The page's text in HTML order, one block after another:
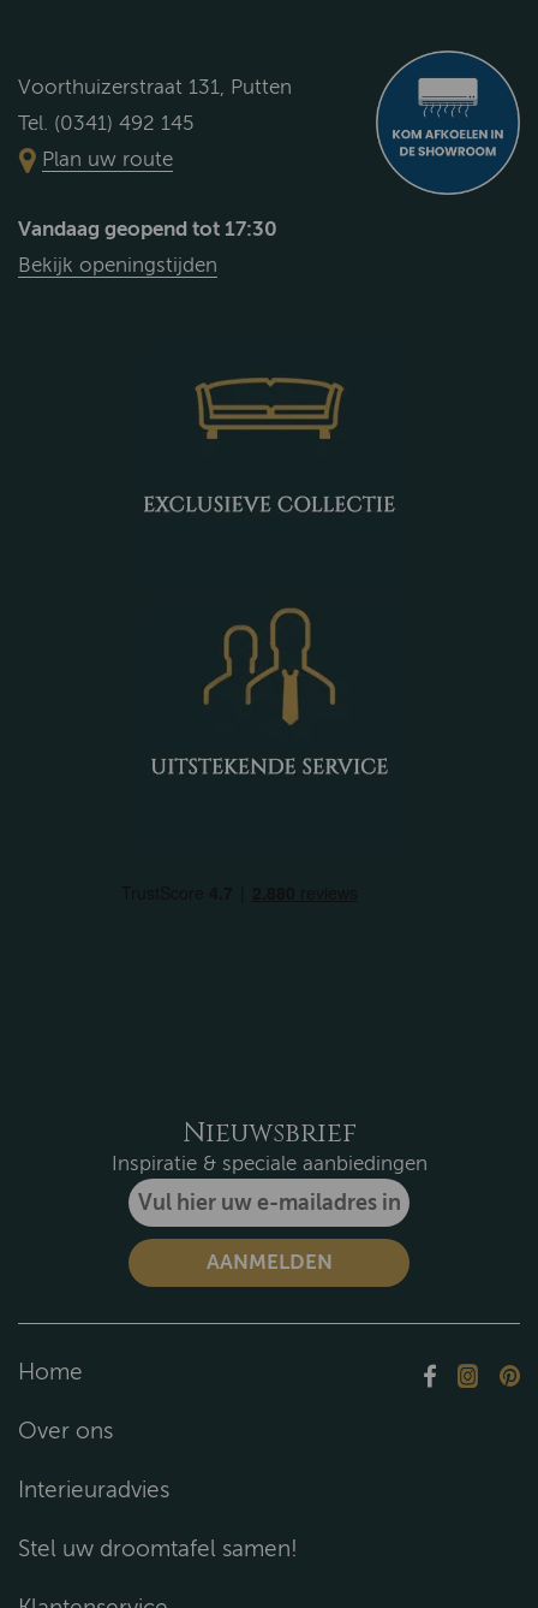
Voorthuizerstraat 131, Putten
Tel. (0341) 492 145
Plan uw route
Vandaag geopend tot 17:30
Bekijk openingstijden
Nieuwsbrief
Inspiratie & speciale aanbiedingen
Home
Over ons
Interieuradvies
Stel uw droomtafel samen!